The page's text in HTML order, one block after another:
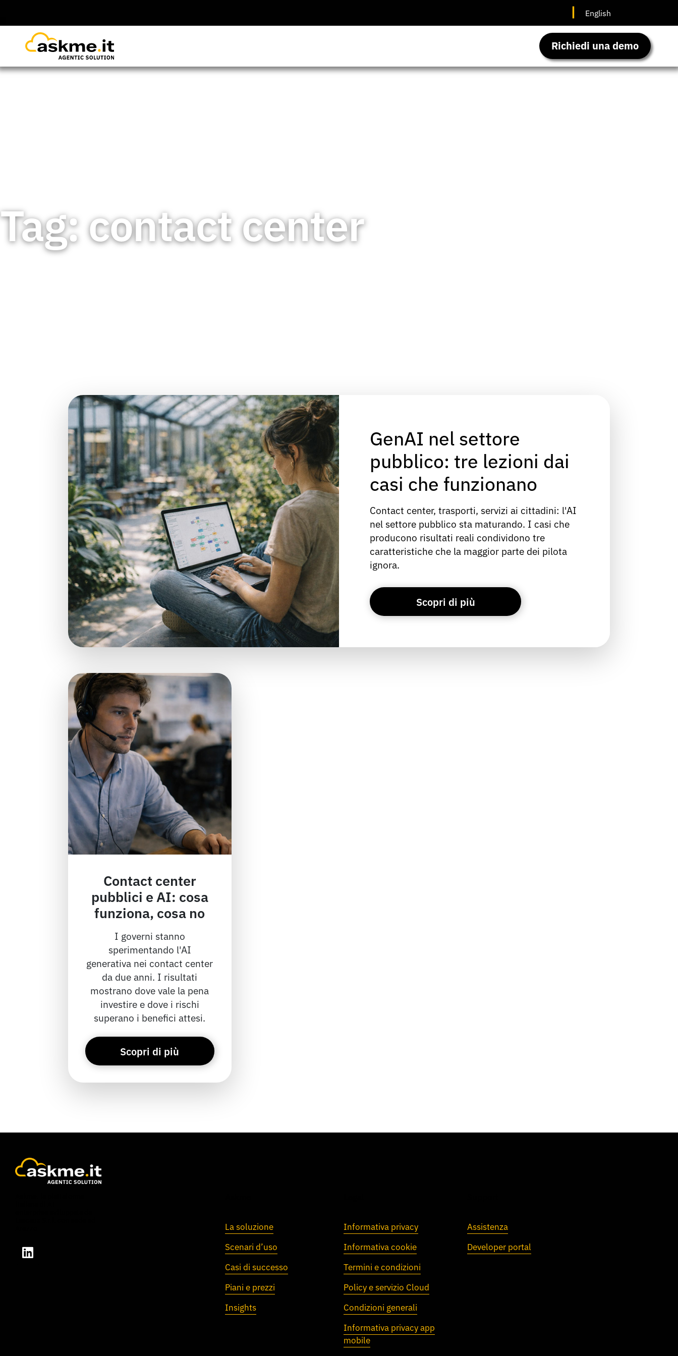
English
Richiedi una demo
Tag: contact center
GenAI nel settore
pubblico: tre lezioni dai
casi che funzionano
Contact center, trasporti, servizi ai cittadini: l'AI
nel settore pubblico sta maturando. I casi che
producono risultati reali condividono tre
caratteristiche che la maggior parte dei pilota
ignora.
Scopri di più
Contact center
pubblici e AI: cosa
funziona, cosa no
I governi stanno
sperimentando l'AI
generativa nei contact center
da due anni. I risultati
mostrano dove vale la pena
investire e dove i rischi
superano i benefici attesi.
Scopri di più
La soluzione
Scenari d’uso
Casi di successo
Piani e prezzi
Insights
Informativa privacy
Informativa cookie
Termini e condizioni
Policy e servizio Cloud
Condizioni generali
Informativa privacy app
mobile
Assistenza
Developer portal